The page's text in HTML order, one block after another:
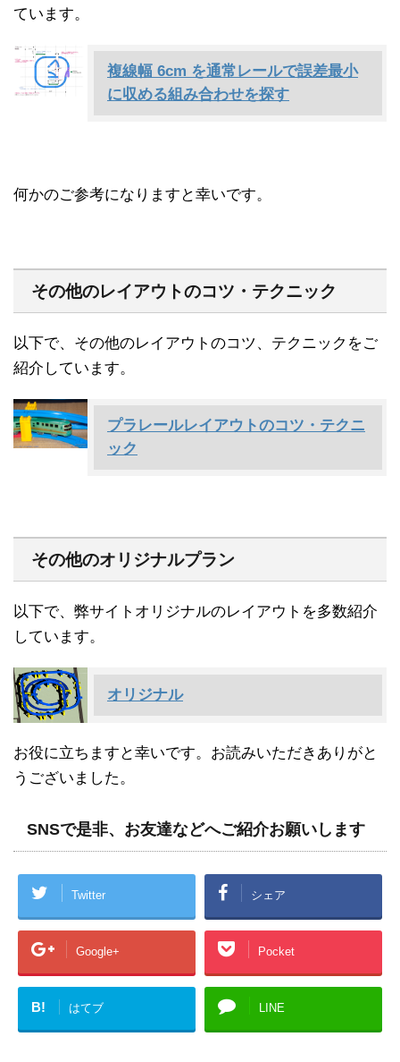
ています。
複線幅 6cm を通常レールで誤差最小
に収める組み合わせを探す
何かのご参考になりますと幸いです。
その他のレイアウトのコツ・テクニック
以下で、その他のレイアウトのコツ、テクニックをご
紹介しています。
プラレールレイアウトのコツ・テクニ
ック
その他のオリジナルプラン
以下で、弊サイトオリジナルのレイアウトを多数紹介
しています。
オリジナル
お役に立ちますと幸いです。お読みいただきありがと
うございました。
SNSで是非、お友達などへご紹介お願いします
Twitter シェア
Google+ Pocket
B! はてブ LINE